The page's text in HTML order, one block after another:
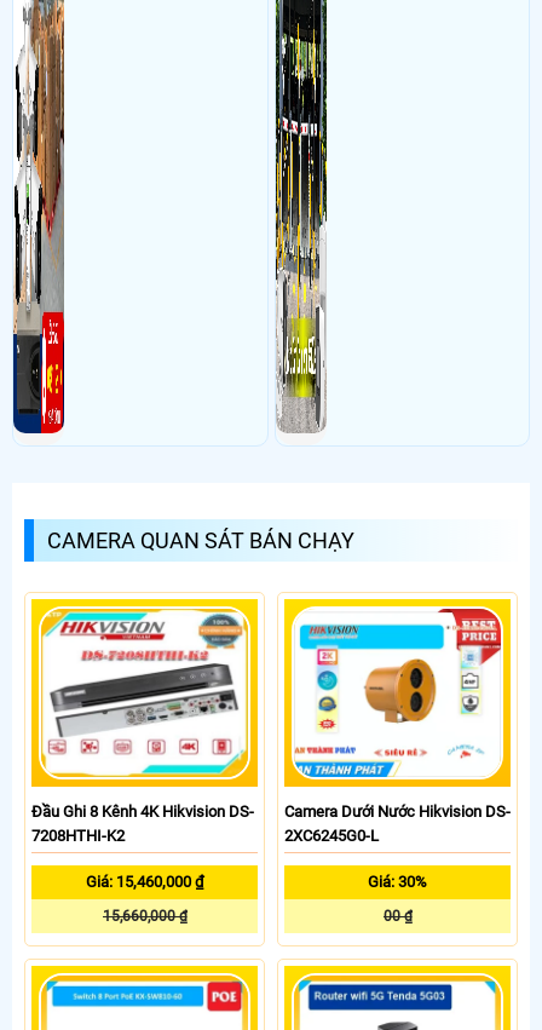
CAMERA QUAN SÁT BÁN CHẠY
Đầu Ghi 8 Kênh 4K Hikvision DS-
7208HTHI-K2
Giá: 15,460,000 ₫
15,660,000 ₫
Camera Dưới Nước Hikvision DS-
2XC6245G0-L
Giá: 30%
00 ₫